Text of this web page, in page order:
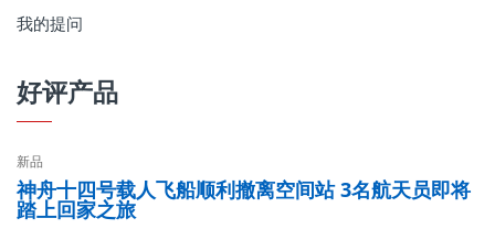
我的提问
好评产品
新品
神舟十四号载人飞船顺利撤离空间站 3名航天员即将
踏上回家之旅